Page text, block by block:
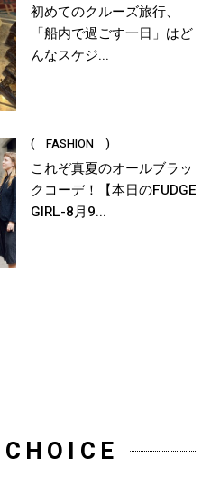
初めてのクルーズ旅行、
「船内で過ごす一日」はど
んなスケジ...
( FASHION )
これぞ真夏のオールブラッ
クコーデ！【本日のFUDGE
GIRL-8月9...